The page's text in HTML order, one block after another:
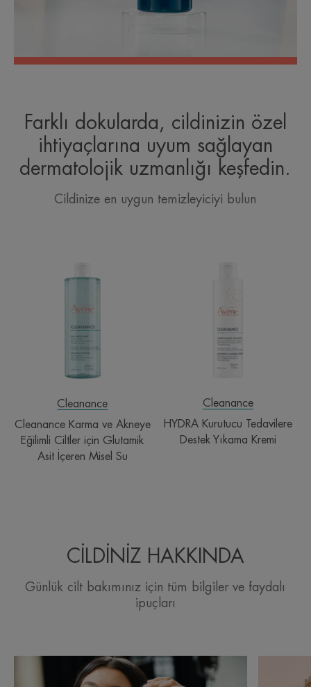
Farklı dokularda, cildinizin özel
ihtiyaçlarına uyum sağlayan
dermatolojik uzmanlığı keşfedin.
Cildinize en uygun temizleyiciyi bulun
Karma
Akneye
Eğilimli
Ciltler
için
Glutamik
İçeren
Su
Cleanance
Cleanance Karma ve Akneye
Eğilimli Ciltler için Glutamik
Asit İçeren Misel Su
Destek
Kremi
Cleanance
HYDRA Kurutucu Tedavilere
Destek Yıkama Kremi
CİLDİNİZ HAKKINDA
Günlük cilt bakımınız için tüm bilgiler ve faydalı
ipuçları